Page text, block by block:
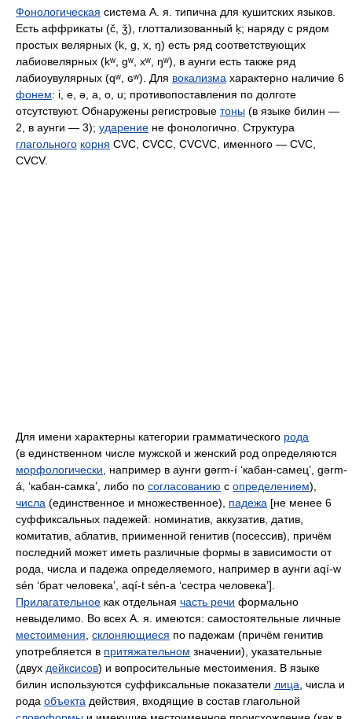
Фонологическая система А. я. типична для кушитских языков.
Есть аффрикаты (č, ǯ), глоттализованный ḳ; наряду с рядом
простых велярных (k, g, x, ŋ) есть ряд соответствующих
лабиовелярных (kʷ, gʷ, xʷ, ŋʷ), в аунги есть также ряд
лабиоувулярных (qʷ, ɢʷ). Для вокализма характерно наличие 6
фонем: i, e, ə, a, o, u; противопоставления по долготе
отсутствуют. Обнаружены регистровые тоны (в языке билин —
2, в аунги — 3); ударение не фонологично. Структура
глагольного корня CVC, CVCC, CVCVC, именного — CVC,
CVCV.
Для имени характерны категории грамматического рода
(в единственном числе мужской и женский род определяются
морфологически , например в аунги gərm-í ‘кабан-самец’, gərm-
á, ‘кабан-самка’, либо по согласованию с определением),
числа (единственное и множественное), падежа [не менее 6
суффиксальных падежей: номинатив, аккузатив, датив,
комитатив, аблатив, приименной генитив (посессив), причём
последний может иметь различные формы в зависимости от
рода, числа и падежа определяемого, например в аунги aqí-w
sén ‘брат человека’, aqí-t sén-a ‘сестра человека’].
Прилагательное как отдельная часть речи формально
невыделимо. Во всех А. я. имеются: самостоятельные личные
местоимения склоняющиеся по падежам (причём генитив
употребляется в притяжательном значении), указательные
(двух дейксисов) и вопросительные местоимения. В языке
билин используются суффиксальные показатели лица , числа и
рода объекта действия, входящие в состав глагольной